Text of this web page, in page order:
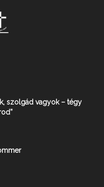
szolgád vagyok – tégy